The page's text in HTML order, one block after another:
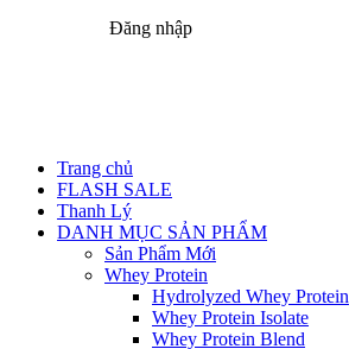
Đăng nhập
Trang chủ
FLASH SALE
Thanh Lý
DANH MỤC SẢN PHẨM
Sản Phẩm Mới
Whey Protein
Hydrolyzed Whey Protein
Whey Protein Isolate
Whey Protein Blend